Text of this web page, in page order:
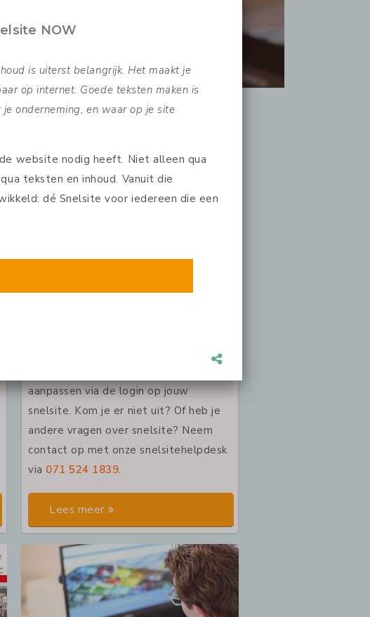
aanpassen via de login op jouw
snelsite. Kom je er niet uit? Of heb je
andere vragen over snelsite? Neem
contact op met onze snelsitehelpdesk
via 071 524 1839.
Lees meer